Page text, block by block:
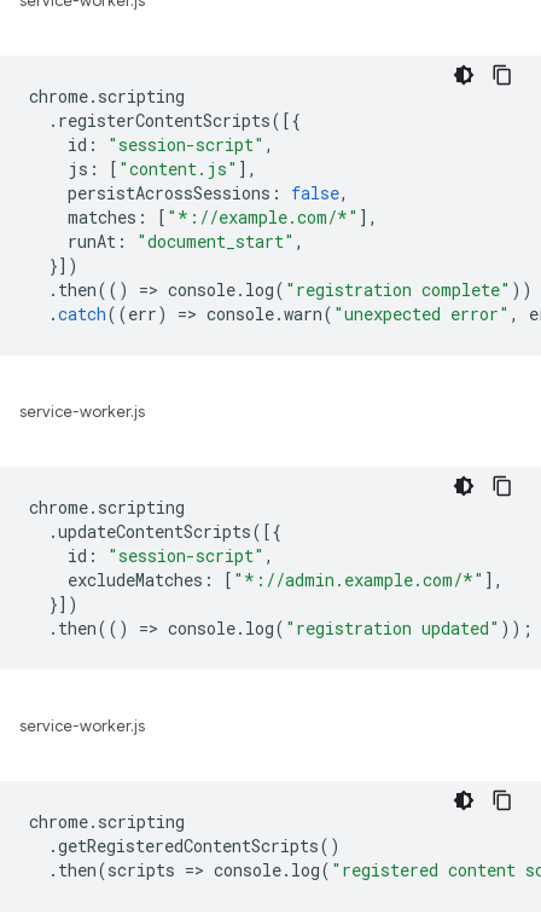
chrome. scripting
. registerContentScripts([{
id : "session-script" ,
js : [ "content.js" ],
persistAcrossSessions : false,
matches : [ "*://example.com/*" ],
runAt : "document_start" ,
}])
. then(() => console. log( "registration complete" ))
.catch((err) => console.warn( "unexpected error" ,
service-worker.js
chrome. scripting
.updateContentScripts([{
id : "session-script" ,
excludeMatches : [ "*://admin.example.com/*" ],
}])
. then(() => console. log( "registration updated" ));
service-worker.js
chrome. scripting
.getRegisteredContentScripts()
. then(scripts => console. log( "registered content